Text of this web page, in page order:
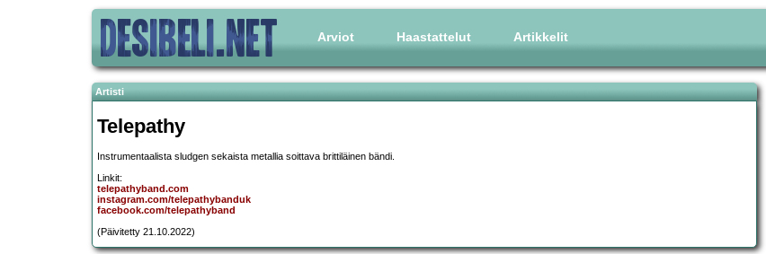
Arviot Haastattelut Artikkelit
Artisti
Telepathy
Instrumentaalista sludgen sekaista metallia soittava brittiläinen bändi.
Linkit:
telepathyband.com
instagram.com/telepathybanduk
facebook.com/telepathyband
(Päivitetty 21.10.2022)